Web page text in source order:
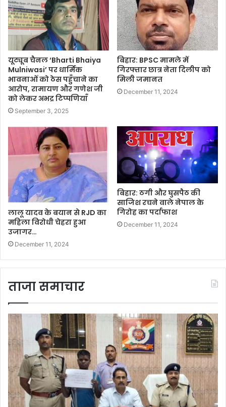
यूट्यूब चैनल ‘Bharti Bhaiya
Mulniwasi’ पर धार्मिक
भावनाओं को ठेस पहुँचाने का
आरोप, रामायण और गणेश जी
को लेकर अभद्र टिप्पणियाँ
September 3, 2025
बिहार: BPSC मामले में
गिरफ्तार छात्र नेता दिलीप को
मिली जमानत
December 11, 2024
लालू यादव के बयान से RJD का
महिला विरोधी चेहरा हुआ
उजागर…
December 11, 2024
बिहार: ठगी और घुसपैठ की
साजिश रचने वाले नेपाल के
गिरोह का पर्दाफाश
December 11, 2024
ताजा समाचार